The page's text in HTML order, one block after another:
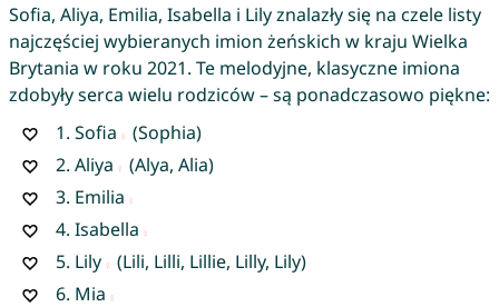
Sofia, Aliya, Emilia, Isabella i Lily znalazły się na czele listy
najczęściej wybieranych imion żeńskich w kraju Wielka
Brytania w roku 2021. Te melodyjne, klasyczne imiona
zdobyły serca wielu rodziców – są ponadczasowo piękne:
1. Sofia
(Sophia)
2. Aliya
(Alya, Alia)
3. Emilia
4. Isabella
5. Lily
(Lili, Lilli, Lillie, Lilly, Lily)
6. Mia